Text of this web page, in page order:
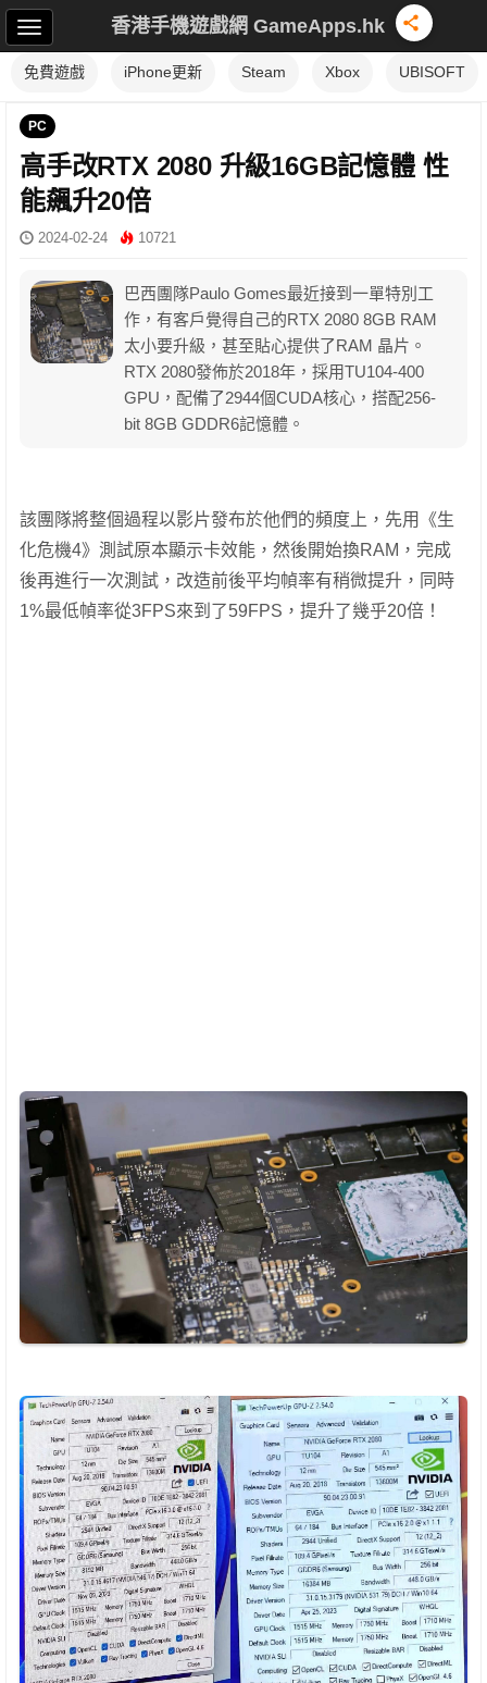
香港手機遊戲網 GameApps.hk
免費遊戲 iPhone更新 Steam Xbox UBISOFT
PC
高手改RTX 2080 升級16GB記憶體 性
能飆升20倍
2024-02-24 10721
巴西團隊Paulo Gomes最近接到一單特別工
作，有客戶覺得自己的RTX 2080 8GB RAM
太小要升級，甚至貼心提供了RAM 晶片。
RTX 2080發佈於2018年，採用TU104-400
GPU，配備了2944個CUDA核心，搭配256-
bit 8GB GDDR6記憶體。
該團隊將整個過程以影片發布於他們的頻度上，先用《生
化危機4》測試原本顯示卡效能，然後開始換RAM，完成
後再進行一次測試，改造前後平均幀率有稍微提升，同時
1%最低幀率從3FPS來到了59FPS，提升了幾乎20倍！